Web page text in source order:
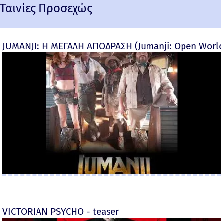
Ταινίες Προσεχώς
JUMANJI: Η ΜΕΓΑΛΗ ΑΠΟΔΡΑΣΗ (Jumanji: Open
VICTORIAN PSYCHO - teaser